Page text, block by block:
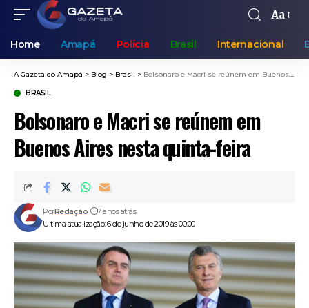
Aa
Home Amapá Polícia Brasil Internacional
A Gazeta do Amapá > Blog > Brasil > Bolsonaro e Macri se reúnem em Buenos Aires nesta quinta-feira
BRASIL
Bolsonaro e Macri se reúnem em
Buenos Aires nesta quinta-feira
Ultima atualização: 6 de junho de 2019 às 00:00
PorRedação 7 anos atrás